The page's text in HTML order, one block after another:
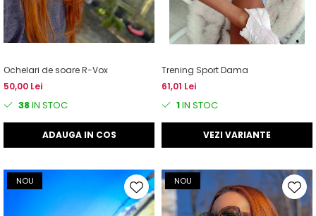
Ochelari de soare R-Vox
50,00 Lei
38IN STOC
ADAUGA IN COS
Trening Sport Dama
61,01 Lei
1IN STOC
VEZI VARIANTE
NOU NOU